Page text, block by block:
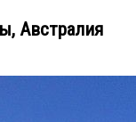
Австралия